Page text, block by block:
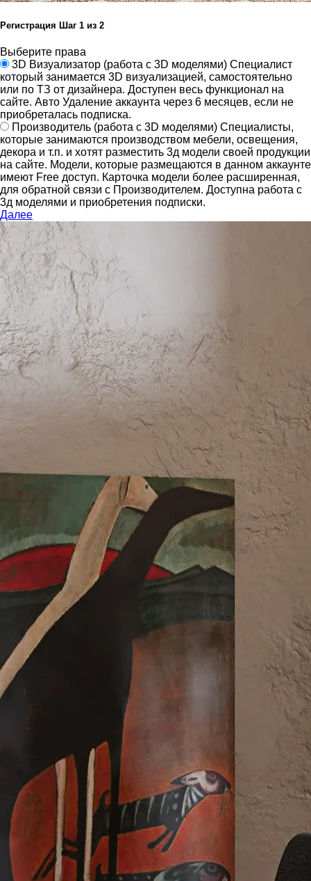
Регистрация Шаг 1 из 2
Выберите права
3D Визуализатор (работа с 3D моделями) Специалист
который занимается 3D визуализацией, самостоятельно
или по ТЗ от дизайнера. Доступен весь функционал на
сайте. Авто Удаление аккаунта через 6 месяцев, если не
приобреталась подписка.
Производитель (работа с 3D моделями) Специалисты,
которые занимаются производством мебели, освещения,
декора и т.п. и хотят разместить 3д модели своей продукции
на сайте. Модели, которые размещаются в данном аккаунте
имеют Free доступ. Карточка модели более расширенная,
для обратной связи с Производителем. Доступна работа с
3д моделями и приобретения подписки.
Далее